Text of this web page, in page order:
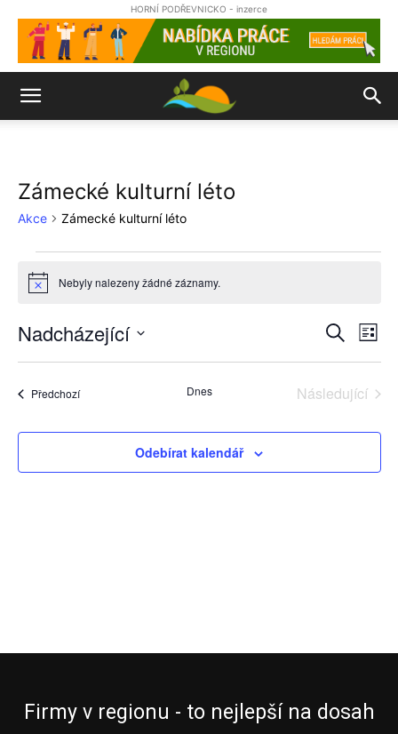
HORNÍ PODŘEVNICKO - inzerce
Zámecké kulturní léto
Akce Zámecké kulturní léto
Akce
Notice Nebyly nalezeny žádné záznamy.
pro
hledání
a
Hledat
pro
Nadcházející
PředchozíAkce Dnes
Následující
Odebírat kalendář
Firmy v regionu - to nejlepší na dosah